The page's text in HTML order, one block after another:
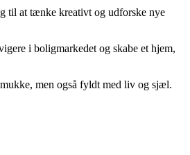
til at tænke kreativt og udforske nye
i boligmarkedet og skabe et hjem,
men også fyldt med liv og sjæl.